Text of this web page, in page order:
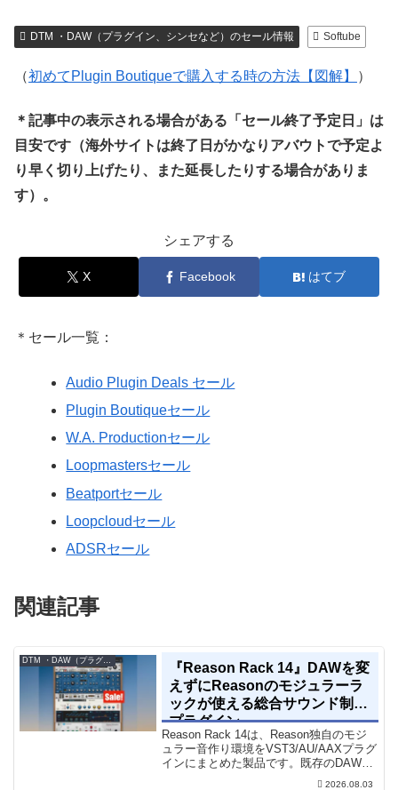
DTM ・DAW（プラグイン、シンセなど）のセール情報 Softube
（初めてPlugin Boutiqueで購入する時の方法【図解】 ）
＊記事中の表示される場合がある「セール終了予定日」は
目安です（海外サイトは終了日がかなりアバウトで予定よ
り早く切り上げたり、また延長したりする場合がありま
す）。
シェアする
X Facebook はてブ
＊セール一覧：
Audio Plugin Deals セール
Plugin Boutiqueセール
W.A. Productionセール
Loopmastersセール
Beatportセール
Loopcloudセール
ADSRセール
関連記事
『Reason Rack 14』DAWを変
えずにReasonのモジュラーラ
ックが使える総合サウンド制作
プラグイン
Reason Rack 14は、Reason独自のモジ
ュラー音作り環境をVST3/AU/AAXプラグ
インにまとめた製品です。既存のDAWを
乗り換えることなく、68種類のシンセや
2026.08.03